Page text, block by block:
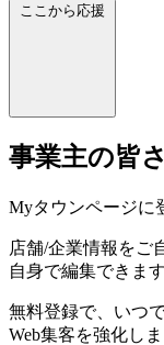
ここから応援
事業主の皆
Myタウンページに
店舗/企業情報をご
自身で編集できま
無料登録で、いつ
Web集客を強化しま